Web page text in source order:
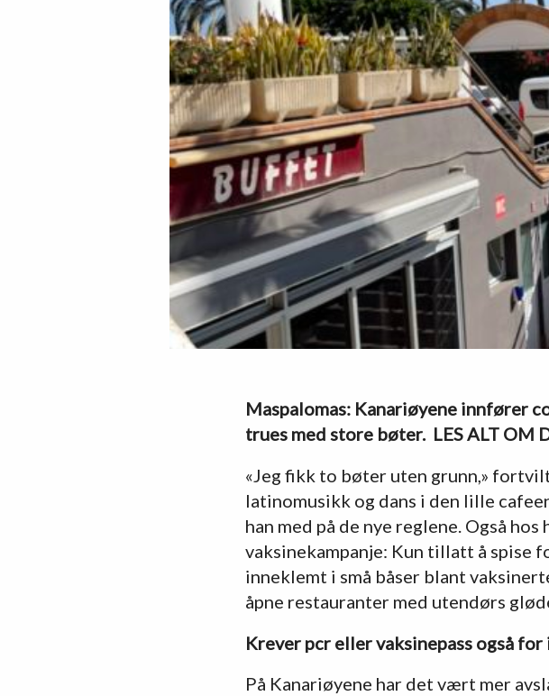
Maspalomas: Kanariøyene innfører
trues med store bøter. LES ALT OM
«Jeg fikk to bøter uten grunn,»
latinomusikk og dans i den lille
han med på de nye reglene. Også
vaksinekampanje: Kun tillatt å spise
inneklemt i små båser blant
åpne restauranter med utendørs
Krever pcr eller vaksinepass også
På Kanariøyene har det vært mer